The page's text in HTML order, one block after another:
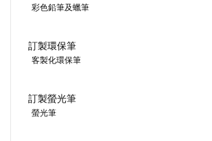
彩色鉛筆及蠟筆
訂製環保筆
客製化環保筆
訂製螢光筆
螢光筆